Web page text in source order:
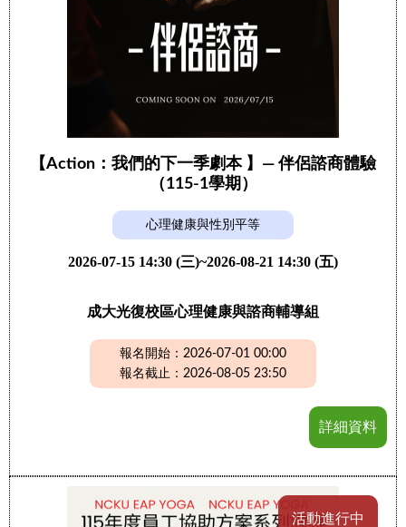
【Action：我們的下一季劇本 】— 伴侶諮商體驗
（115-1學期）
心理健康與性別平等
2026-07-15 14:30 (三)~2026-08-21 14:30 (五)
成大光復校區心理健康與諮商輔導組
報名開始：2026-07-01 00:00
報名截止：2026-08-05 23:50
詳細資料
活動進行中